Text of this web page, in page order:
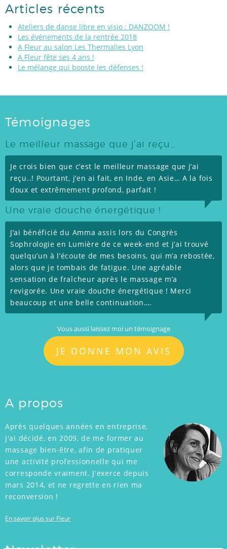
Articles récents
Ateliers de danse libre en visio : DANZOOM !
Les événements de la rentrée 2018
A Fleur au salon Les Thermalies Lyon
A Fleur fête ses 4 ans !
Le mélange qui booste les défenses !
Témoignages
Le meilleur massage que j’ai reçu…
Je crois bien que c’est le meilleur massage que j’ai
reçu..! Pourtant, j’en ai fait, en Inde, en Asie… A la fois
doux et extrêmement profond, parfait !
Une vraie douche énergétique !
J’ai bénéficié du Amma assis lors du Congrès
Sophrologie en Lumière de ce week-end et j’ai trouvé
quelqu’un à l’écoute de mes besoins, qui m’a rebostée,
alors que je tombais de fatigue. Une agréable
sensation de fraîcheur après le massage m’a
revigorée. Une vraie douche énergétique ! Merci
beaucoup et une belle continuation….
Vous aussi laissez moi un témoignage
JE DONNE MON AVIS
A propos
Après quelques années en entreprise,
j'ai décidé, en 2009, de me former au
massage bien-être, afin de pratiquer
une activité professionnelle qui me
corresponde vraiment. J'exerce depuis
mars 2014, et ne regrette en rien ma
reconversion !
En savoir plus sur Fleur